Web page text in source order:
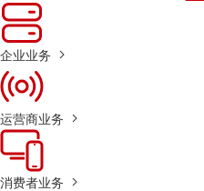
企业业务
运营商业务
消费者业务